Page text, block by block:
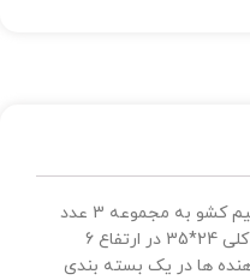
پک مقسم کشو و نظم دهی تقسیم کشو به مجموعه 3 عدد
پارتیشن داخلی کشو که در ابعاد کلی 24*35 در ارتفاع 6
ها در یک بسته بندی